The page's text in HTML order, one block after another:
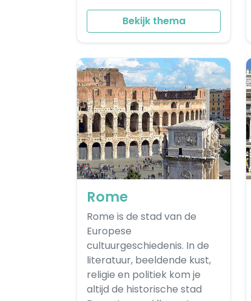
Bekijk thema
Rome
Rome is de stad van de
Europese
cultuurgeschiedenis. In de
literatuur, beeldende kust,
religie en politiek kom je
altijd de historische stad